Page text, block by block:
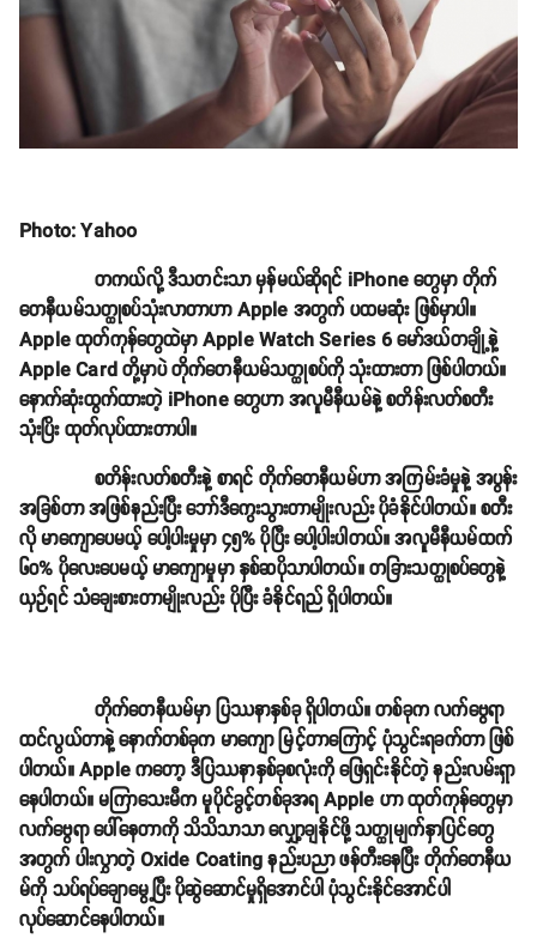
Photo: Yahoo
တကယ်လို့ ဒီသတင်းသာ မှန်မယ်ဆိုရင် iPhone တွေမှာ တိုက်
တေနီယမ်သတ္ထုစပ်သုံးလာတာဟာ Apple အတွက် ပထမဆုံး ဖြစ်မှာပါ။
Apple ထုတ်ကုန်တွေထဲမှာ Apple Watch Series 6 မော်ဒယ်တချို့နဲ့
Apple Card တို့မှာပဲ တိုက်တေနီယမ်သတ္ထုစပ်ကို သုံးထားတာ ဖြစ်ပါတယ်။
နောက်ဆုံးထွက်ထားတဲ့ iPhone တွေဟာ အလူမီနီယမ်နဲ့ စတိန်းလတ်စတီး
သုံးပြိး ထုတ်လုပ်ထားတာပါ။
စတိန်းလတ်စတီးနဲ့ စာရင် တိုက်တေနီယမ်ဟာ အကြမ်းခံမှုနဲ့ အပွန်း
အခြစ်တာ အဖြစ်နည်းပြီး ဘော်ဒီကွေးသွားတာမျိုးလည်း ပိုခံနိုင်ပါတယ်။ စတီး
လို မာကျောပေမယ့် ပေါ့ပါးမှုမှာ ၄၅% ပိုပြီး ပေါ့ပါးပါတယ်။ အလူမီနီယမ်ထက်
၆၀% ပိုလေးပေမယ့် မာကျောမှုမှာ နှစ်ဆပိုသာပါတယ်။ တခြားသတ္ထုစပ်တွေနဲ့
ယှဉ်ရင် သံချေးစားတာမျိုးလည်း ပိုပြီး ခံနိုင်ရည် ရှိပါတယ်။
တိုက်တေနီယမ်မှာ ပြဿနာနှစ်ခု ရှိပါတယ်။ တစ်ခုက လက်ဗွေရာ
ထင်လွယ်တာနဲ့ နောက်တစ်ခုက မာကျော မြင့်တာကြောင့် ပုံသွင်းရခက်တာ ဖြစ်
ပါတယ်။ Apple ကတော့ ဒီပြဿနာနှစ်ခုစလုံးကို ဖြေရှင်းနိုင်တဲ့ နည်းလမ်းရှာ
နေပါတယ်။ မကြာသေးမီက မူပိုင်ခွင့်တစ်ခုအရ Apple ဟာ ထုတ်ကုန်တွေမှာ
လက်ဗွေရာ ပေါ်နေတာကို သိသိသာသာ လျှော့ချနိုင်ဖို့ သတ္ထုမျက်နှာပြင်တွေ
အတွက် ပါးလွှာတဲ့ Oxide Coating နည်းပညာ ဖန်တီးနေပြီး တိုက်တေနီယ
မ်ကို သပ်ရပ်ချောမွေ့ပြီး ပိုဆွဲဆောင်မှုရှိအောင်ပါ ပုံသွင်းနိုင်အောင်ပါ
လုပ်ဆောင်နေပါတယ်။